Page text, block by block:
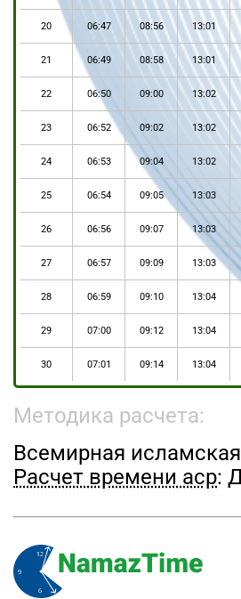
20 06:47 08:56 13:01
21 06:49 08:58 13:01
22 06:50 09:00 13:02
23 06:52 09:02 13:02
24 06:53 09:04 13:02
25 06:54 09:05 13:03
26 06:56 09:07 13:03
27 06:57 09:09 13:03
28 06:59 09:10 13:04
29 07:00 09:12 13:04
30 07:01 09:14 13:04
Методика расчета:
Всемирная
Расчет времени аср: